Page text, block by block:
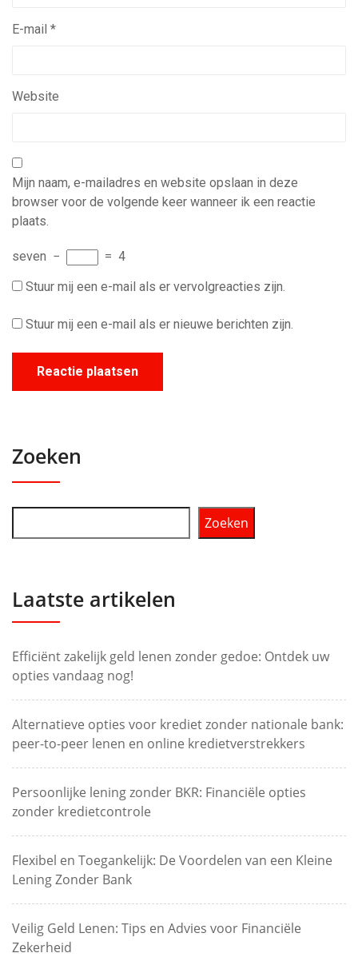
E-mail *
Website
Mijn naam, e-mailadres en website opslaan in deze
browser voor de volgende keer wanneer ik een reactie
plaats.
seven − = 4
Stuur mij een e-mail als er vervolgreacties zijn.
Stuur mij een e-mail als er nieuwe berichten zijn.
Zoeken
Zoeken
Laatste artikelen
Efficiënt zakelijk geld lenen zonder gedoe: Ontdek uw
opties vandaag nog!
Alternatieve opties voor krediet zonder nationale bank:
peer-to-peer lenen en online kredietverstrekkers
Persoonlijke lening zonder BKR: Financiële opties
zonder kredietcontrole
Flexibel en Toegankelijk: De Voordelen van een Kleine
Lening Zonder Bank
Veilig Geld Lenen: Tips en Advies voor Financiële
Zekerheid